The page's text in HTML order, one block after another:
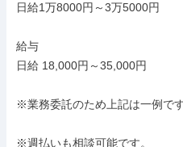
日給1万8000円～3万5000円
給与
日給 18,000円～35,000円
※業務委託のため上記は一例で
※週払いも相談可能です。